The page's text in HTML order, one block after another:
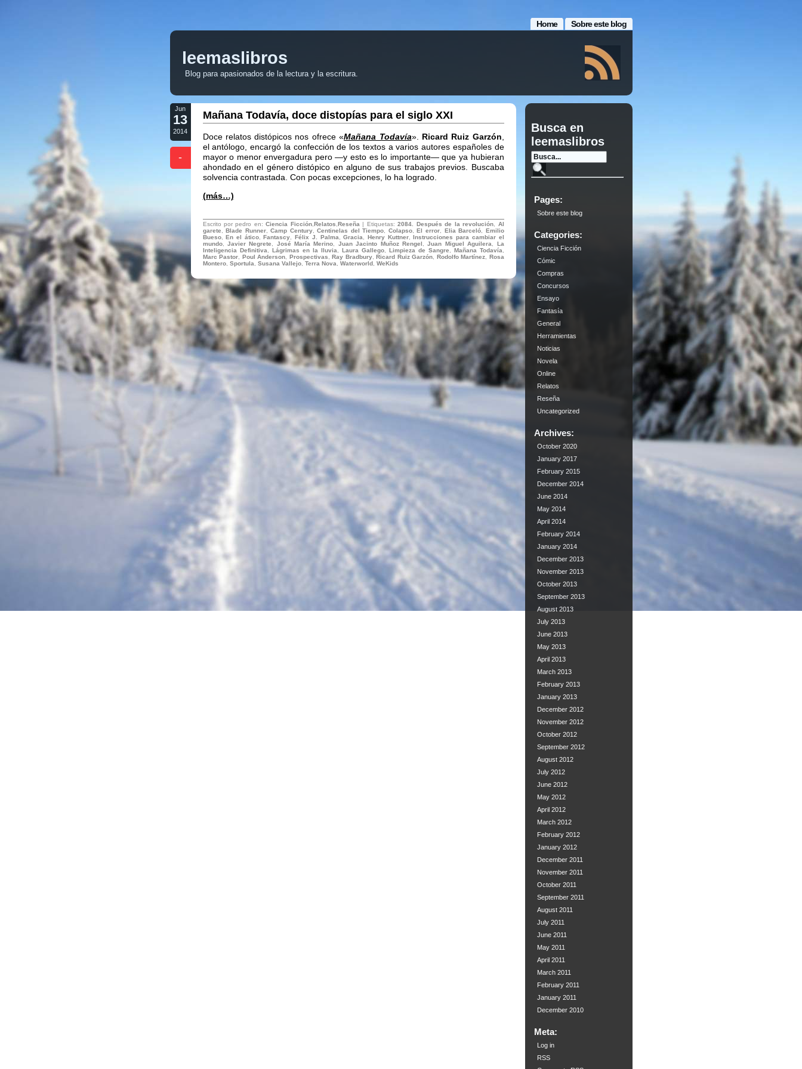
Sobre este blog
Home
leemaslibros
Blog para apasionados de la lectura y la escritura.
Jun
13
2014
-
Mañana Todavía, doce distopías para el siglo XXI
Doce relatos distópicos nos ofrece «Mañana Todavía». Ricard Ruiz Garzón
el antólogo, encargó la confección de los textos a varios autores españoles de
mayor o menor envergadura pero —y esto es lo importante— que ya hubieran
ahondado en el género distópico en alguno de sus trabajos previos. Buscaba
solvencia contrastada. Con pocas excepciones, lo ha logrado.
(más…)
Escrito por pedro en:Ciencia Ficción, Relatos Reseña | Etiquetas:2084. Después de la revolución
Al
garete ,Blade Runner,Camp Century,Centinelas del Tiempo Colapso,El error, Elia Barceló
Emilio
Bueso,En el ático,Fantascy ,Félix J. Palma ,Gracia Henry Kuttner,Instrucciones para cambiar el
mundo, Javier Negrete José María Merino Juan Jacinto Muñoz Rengel ,Juan Miguel Aguilera
La
Inteligencia Definitiva
Lágrimas en la lluvia Laura Gallego, Limpieza de Sangre Mañana Todavía
Marc Pastor
Poul Anderson Prospectivas Ray Bradbury, Ricard Ruiz Garzón Rodolfo Martínez
Rosa
Montero, Sportula Susana Vallejo, Terra Nova Waterworld, WeKids
Busca en
leemaslibros
Pages:
Sobre este blog
Categories:
Ciencia Ficción
Cómic
Compras
Concursos
Ensayo
Fantasía
General
Herramientas
Noticias
Novela
Online
Relatos
Reseña
Uncategorized
Archives:
October 2020
January 2017
February 2015
December 2014
June 2014
May 2014
April 2014
February 2014
January 2014
December 2013
November 2013
October 2013
September 2013
August 2013
July 2013
June 2013
May 2013
April 2013
March 2013
February 2013
January 2013
December 2012
November 2012
October 2012
September 2012
August 2012
July 2012
June 2012
May 2012
April 2012
March 2012
February 2012
January 2012
December 2011
November 2011
October 2011
September 2011
August 2011
July 2011
June 2011
May 2011
April 2011
March 2011
February 2011
January 2011
December 2010
Meta:
Log in
RSS